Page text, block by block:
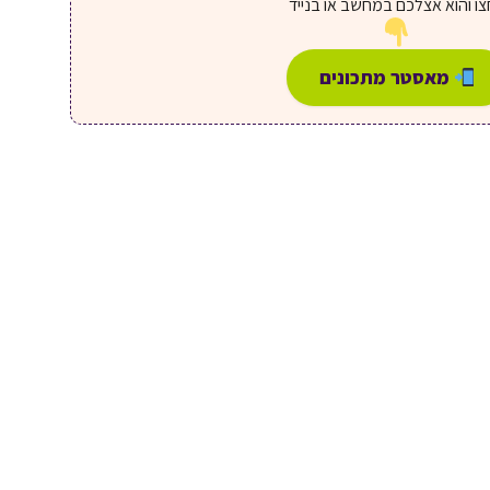
והוא אצלכם במחשב או בנייד
מאסטר מתכונים